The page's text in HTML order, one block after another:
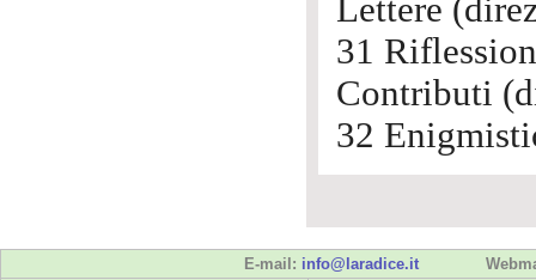
Lettere
31
Contributi
32
E-mail: info@laradice.it